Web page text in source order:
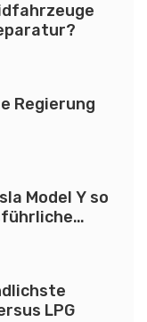
Regierung
Model Y so
LPG